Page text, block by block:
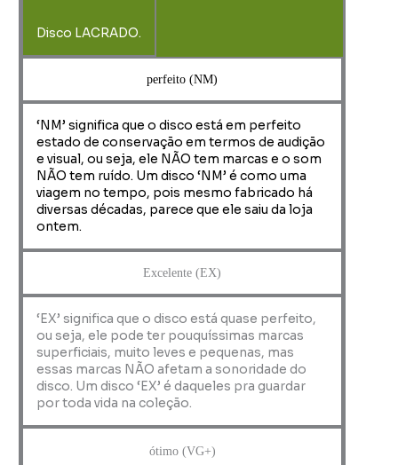
Disco LACRADO.
perfeito (NM)
‘NM’ significa que o disco está em perfeito
estado de conservação em termos de audição
e visual, ou seja, ele NÃO tem marcas e o som
NÃO tem ruído. Um disco ‘NM’ é como uma
viagem no tempo, pois mesmo fabricado há
diversas décadas, parece que ele saiu da loja
ontem.
Excelente (EX)
‘EX’ significa que o disco está quase perfeito,
ou seja, ele pode ter pouquíssimas marcas
superficiais, muito leves e pequenas, mas
essas marcas NÃO afetam a sonoridade do
disco. Um disco ‘EX’ é daqueles pra guardar
por toda vida na coleção.
ótimo (VG+)